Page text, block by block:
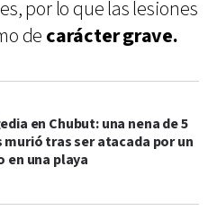
por lo que las lesiones
de carácter grave.
en Chubut: una nena de 5
murió tras ser atacada por un
en una playa